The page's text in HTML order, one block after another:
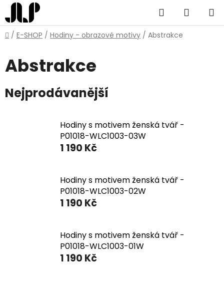
Přejít
na
obsah
Hledat
KOŠÍK
Domů
/ E-SHOP / Hodiny - obrazové motivy / Abstrakce
Abstrakce
Nejprodávanější
Hodiny s motivem ženská tvář -
P01018-WLC1003-03W
1 190 Kč
Hodiny s motivem ženská tvář -
P01018-WLC1003-02W
1 190 Kč
Hodiny s motivem ženská tvář -
P01018-WLC1003-01W
1 190 Kč